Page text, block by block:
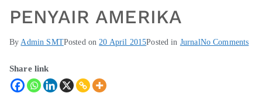
PENYAIR AMERIKA
By Admin SMTPosted on 20 April 2015Posted in JurnalNo Comments
Share link